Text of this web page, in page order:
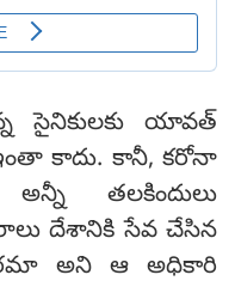
సైనికులకు యావత్
కాదు. కానీ, కరోనా
తలకిందులు
దేశానికి సేవ చేసిన
అని ఆ అధికారి